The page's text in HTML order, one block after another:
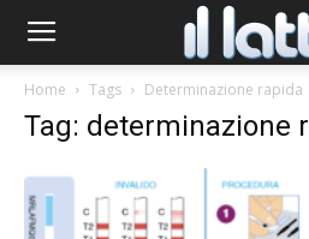
Home Tags Determinazione rapida
Tag: determinazione